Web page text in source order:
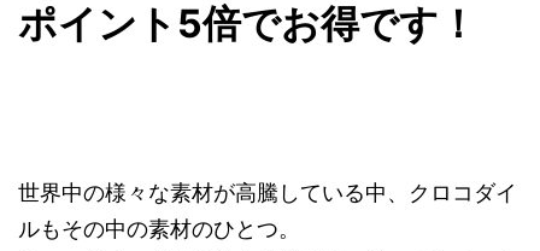
ポイント5倍でお得です！
世界中の様々な素材が高騰している中、クロコダイ
ルもその中の素材のひとつ。